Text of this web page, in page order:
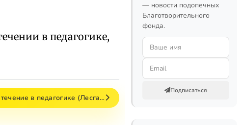
в педагогике,
в педагогике (Лесга…
— новости подопечных
Благотворительного
фонда.
Подписаться